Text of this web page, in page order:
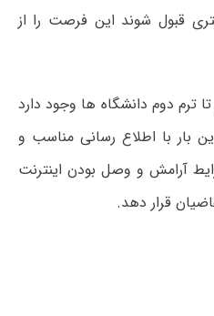
قبول شوند این فرصت را از
ترم دوم دانشگاه ها وجود دارد
بار با اطلاع رسانی مناسب و
آرامش و وصل بودن اینترنت
قرار دهد.